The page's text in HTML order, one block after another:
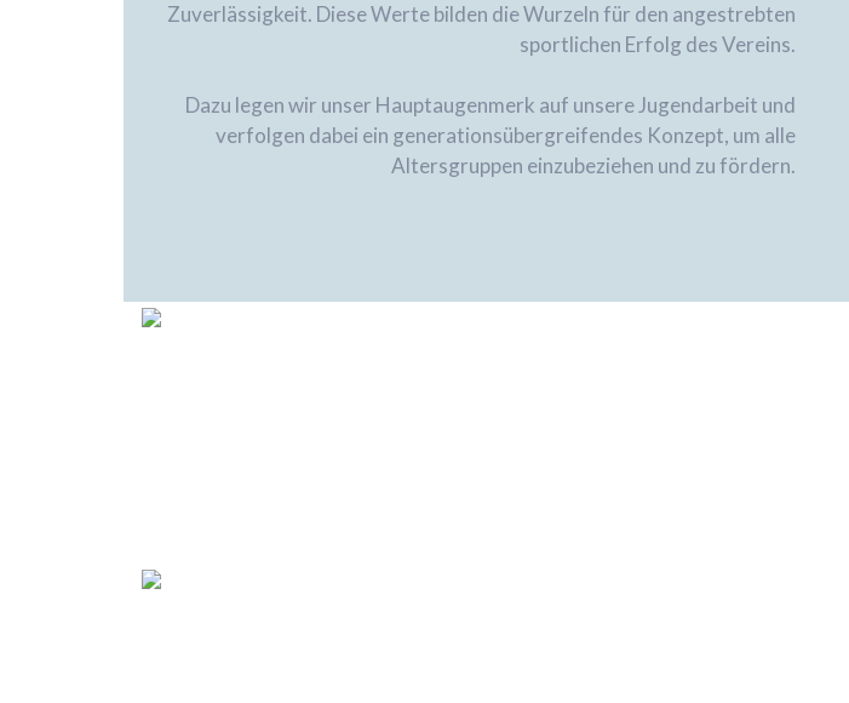
Zuverlässigkeit. Diese Werte bilden die Wurzeln für den angestrebten
sportlichen Erfolg des Vereins.
Dazu legen wir unser Hauptaugenmerk auf unsere Jugendarbeit und
verfolgen dabei ein generationsübergreifendes Konzept, um alle
Altersgruppen einzubeziehen und zu fördern.